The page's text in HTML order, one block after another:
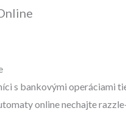
s bankovými operáciami
online nechajte